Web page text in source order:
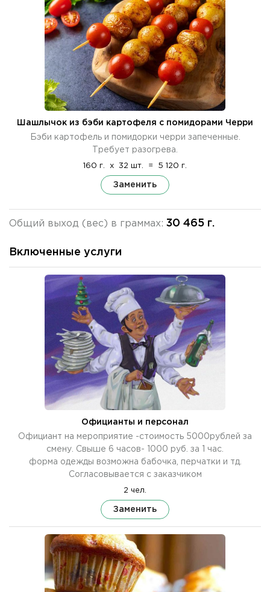
Шашлычок из бэби картофеля с помидорами Черри
Бэби картофель и помидорки черри запеченные.
Требует разогрева.
160 г. x 32 шт. = 5 120 г.
Заменить
Общий выход (вес) в граммах: 30 465 г.
Включенные услуги
Официанты и персонал
Официант на мероприятие -стоимость 5000рублей за
смену. Свыше 6 часов- 1000 руб. за 1 час.
форма одежды возможна бабочка, перчатки и тд.
Согласовывается с заказчиком
2 чел.
Заменить